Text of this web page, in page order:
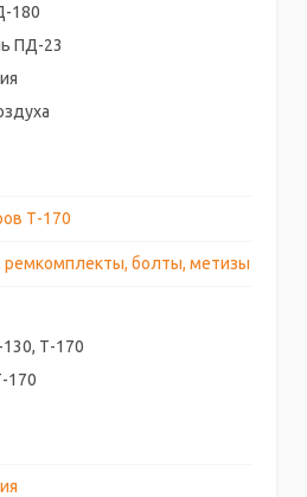
180
ПД-23
Т-170
болты, метизы
Т-170
170